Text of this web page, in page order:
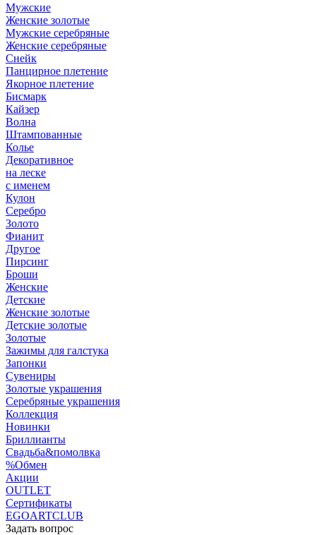
Мужские
Женские золотые
Мужские серебряные
Женские серебряные
Снейк
Панцирное плетение
Якорное плетение
Бисмарк
Кайзер
Волна
Штампованные
Колье
Декоративное
на леске
с именем
Кулон
Серебро
Золото
Фианит
Другое
Пирсинг
Броши
Женские
Детские
Женские золотые
Детские золотые
Золотые
Зажимы для галстука
Запонки
Сувениры
Золотые украшения
Серебряные украшения
Коллекция
Новинки
Бриллианты
Свадьба&помолвка
%Обмен
Акции
OUTLET
Сертификаты
EGOARTCLUB
Задать вопрос